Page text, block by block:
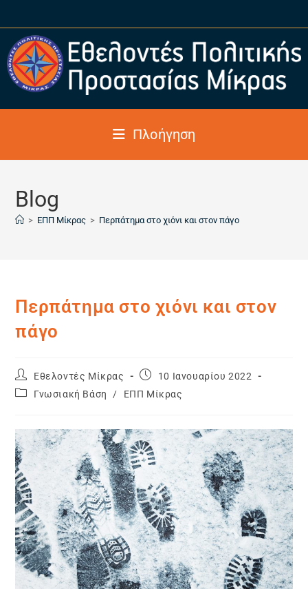
Πλοήγηση
Blog
> ΕΠΠ Μίκρας > Περπάτημα στο χιόνι και στον πάγο
Περπάτημα στο χιόνι και στον
πάγο
Εθελοντές Μίκρας
10 Ιανουαρίου 2022
Γνωσιακή Βάση
/ ΕΠΠ Μίκρας